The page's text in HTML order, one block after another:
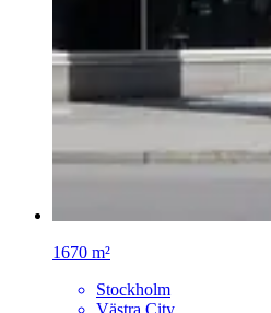
1670 m²
Stockholm